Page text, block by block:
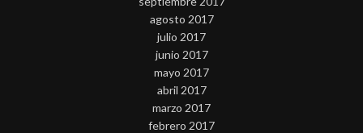
agosto 2017
julio 2017
junio 2017
mayo 2017
abril 2017
marzo 2017
febrero 2017